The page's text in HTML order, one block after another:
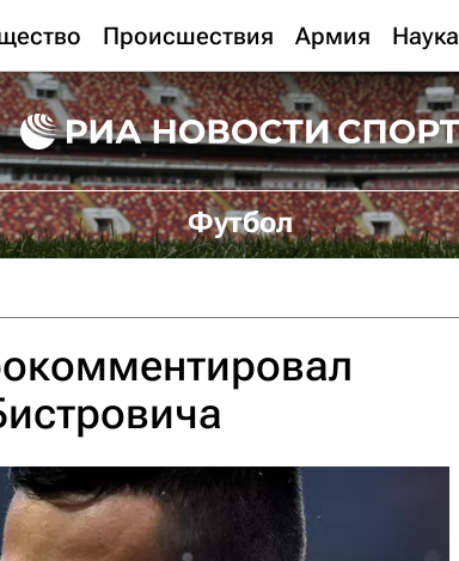
Происшествия Армия Наука
Футбол